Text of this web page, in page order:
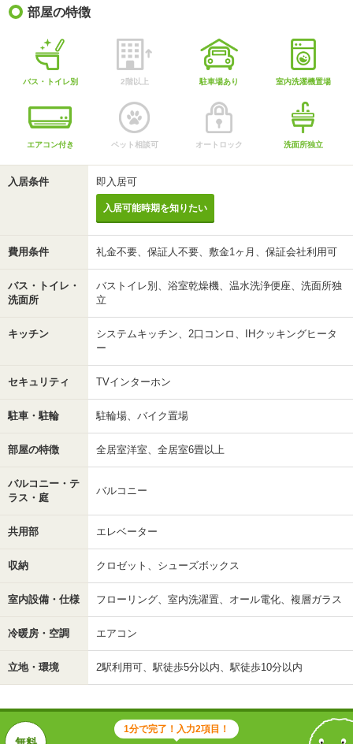
部屋の特徴
バス・トイレ別 2階以上 駐車場あり 室内洗濯機置場
エアコン付き ペット相談可 オートロック 洗面所独立
入居条件 即入居可
入居可能時期を知りたい
費用条件 礼金不要、保証人不要、敷金1ヶ月、保証会社利用可
バス・トイレ・
洗面所
バストイレ別、浴室乾燥機、温水洗浄便座、洗面所独
立
キッチン
システムキッチン、2口コンロ、IHクッキングヒータ
ー
セキュリティ TVインターホン
駐車・駐輪 駐輪場、バイク置場
部屋の特徴 全居室洋室、全居室6畳以上
バルコニー・テ
ラス・庭
バルコニー
共用部 エレベーター
収納 クロゼット、シューズボックス
室内設備・仕様 フローリング、室内洗濯置、オール電化、複層ガラス
冷暖房・空調 エアコン
立地・環境 2駅利用可、駅徒歩5分以内、駅徒歩10分以内
1分で完了！入力2項目！